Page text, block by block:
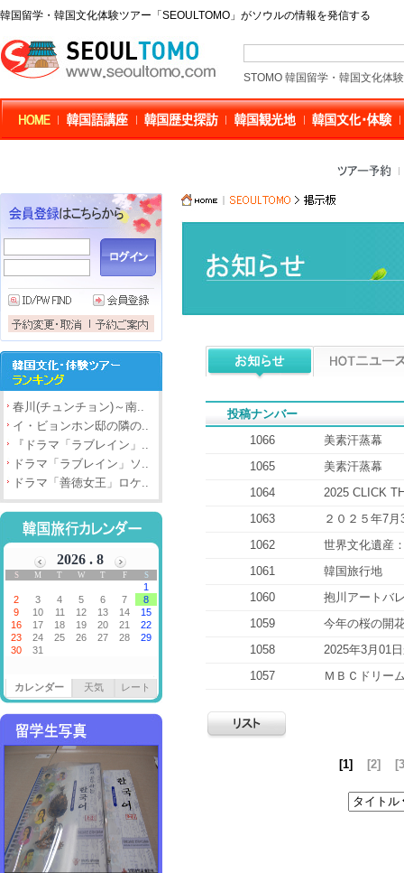
韓国留学・韓国文化体験ツアー「SEOULTOMO」がソウルの情報を発信する
STOMO 韓国留学・韓国文化体
春川(チュンチョン)～南..
イ・ビョンホン邸の隣の..
『ドラマ「ラブレイン」..
ドラマ「ラブレイン」ソ..
ドラマ「善徳女王」ロケ..
カレンダー 天気 レート
投稿ナンバー
1066
美素汗蒸幕
1065
美素汗蒸幕
1064
2025 CLICK
1063
２０２５年7
1062
世界文化遺産
1061
韓国旅行地
1060
抱川アートバ
1059
今年の桜の開
1058
2025年3月01
1057
ＭＢＣドリー
[1] [2]